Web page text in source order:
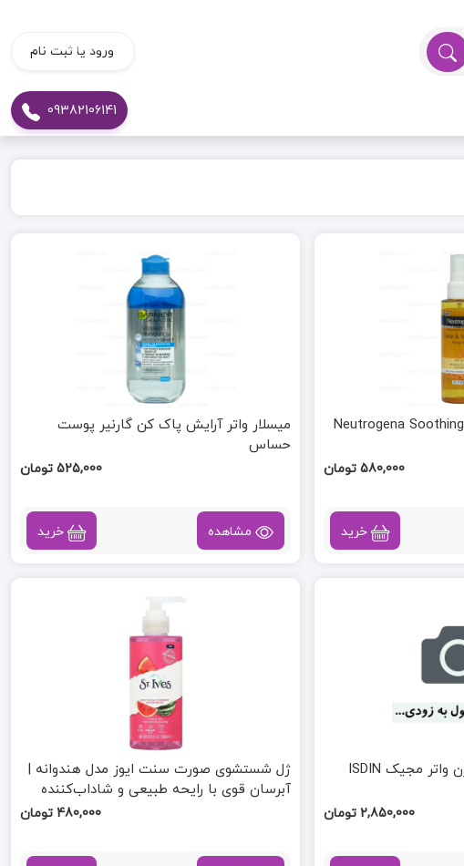
ورود یا ثبت نام
09382106141
تونر زردچوبه نوتروژینا Neutrogena Soothing
580,000 تومان
خرید
میسلار واتر آرایش پاک کن گارنیر پوست
حساس
525,000 تومان
مشاهده خرید
ضد آفتاب ایزدین فیوژن واتر مجیک ISDIN
2,850,000 تومان
ژل شستشوی صورت سنت ایوز مدل هندوانه |
آبرسان قوی با رایحه‌ طبیعی و شاداب‌کننده
480,000 تومان